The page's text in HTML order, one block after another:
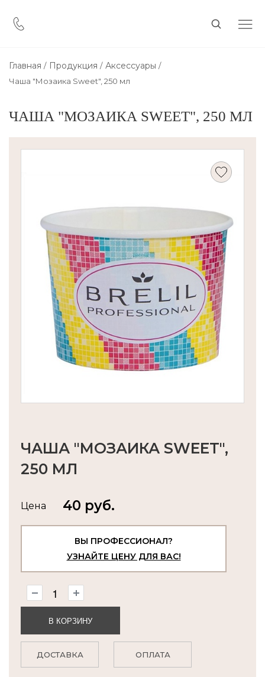
Главная Продукция Аксессуары
Чаша "Мозаика Sweet", 250 мл
ЧАША "МОЗАИКА SWEET", 250 МЛ
ЧАША "МОЗАИКА SWEET",
250 МЛ
Цена 40 руб.
ВЫ ПРОФЕССИОНАЛ?
УЗНАЙТЕ ЦЕНУ ДЛЯ ВАС!
В КОРЗИНУ
ДОСТАВКА ОПЛАТА